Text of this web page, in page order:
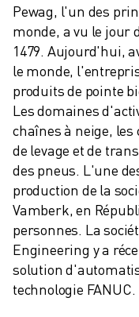
Pewag, l'un des
monde, a vu le jour
1479. Aujourd'hui,
le monde,
produits de pointe
Les domaines
chaînes à neige,
de levage et de
des pneus. L'une
production de la
Vamberk, en
personnes. La
Engineering y a
solution
technologie FANUC.